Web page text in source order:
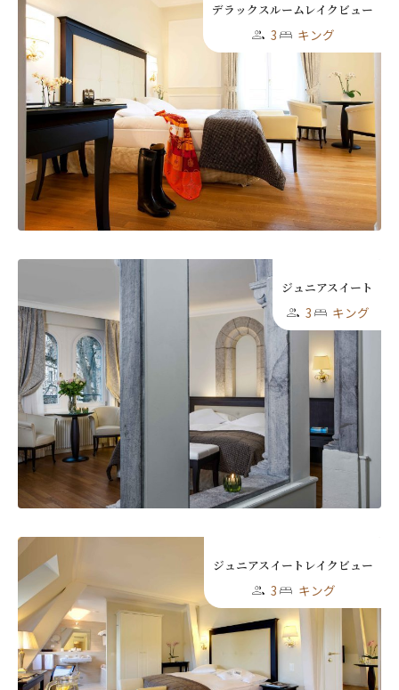
デラックスルームレイクビュー
3 キング
ジュニアスイート
3 キング
ジュニアスイートレイクビュー
3 キング
送信
閉じる